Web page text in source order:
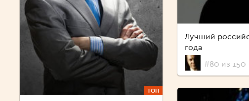
ТОП
Лучший
года
#80 из 150